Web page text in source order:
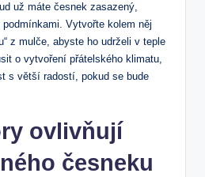
už máte česnek zasazený,
‍Vytvořte kolem něj
z mulče, abyste ho ​udrželi v teple
o ‍vytvoření přátelského klimatu,
s větší radostí, pokud se ⁢bude
ovlivňují
česneku